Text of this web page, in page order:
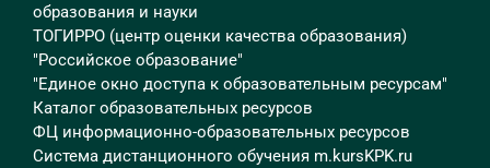
образования и науки
ТОГИРРО (центр оценки качества образования)
"Российское образование"
"Единое окно доступа к образовательным ресурсам"
Каталог образовательных ресурсов
ФЦ информационно-образовательных ресурсов
Система дистанционного обучения m.kursKPK.ru